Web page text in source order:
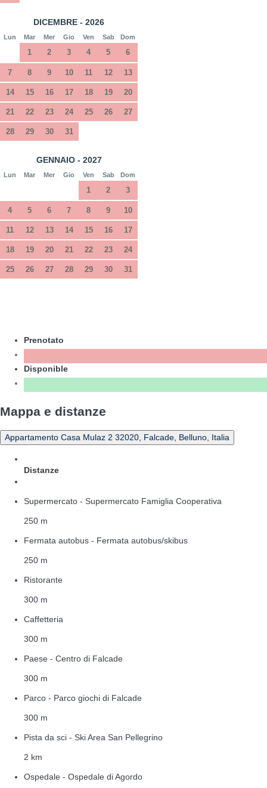
DICEMBRE - 2026
Lun Mar Mer Gio Ven Sab Dom
1 2 3 4 5 6
7 8 9 10 11 12 13
14 15 16 17 18 19 20
21 22 23 24 25 26 27
28 29 30 31
GENNAIO - 2027
Lun Mar Mer Gio Ven Sab Dom
1 2 3
4 5 6 7 8 9 10
11 12 13 14 15 16 17
18 19 20 21 22 23 24
25 26 27 28 29 30 31
Prenotato
Disponible
Mappa e distanze
Appartamento Casa Mulaz 2 32020, Falcade, Belluno, Italia
Distanze
Supermercato - Supermercato Famiglia Cooperativa
250 m
Fermata autobus - Fermata autobus/skibus
250 m
Ristorante
300 m
Caffetteria
300 m
Paese - Centro di Falcade
300 m
Parco - Parco giochi di Falcade
300 m
Pista da sci - Ski Area San Pellegrino
2 km
Ospedale - Ospedale di Agordo